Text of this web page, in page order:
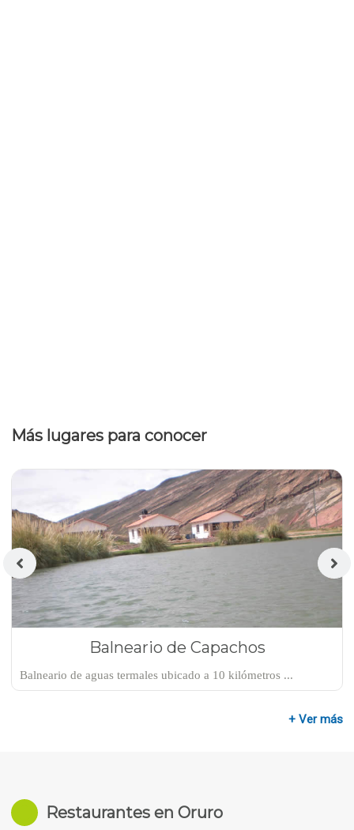
Más lugares para conocer
Balneario de Capachos
Balneario de aguas termales ubicado a 10 kilómetros ...
+ Ver más
Restaurantes en Oruro